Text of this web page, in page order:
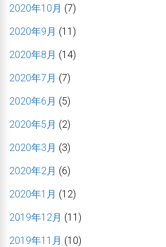
2020年10月 (7)
2020年9月 (11)
2020年8月 (14)
2020年7月 (7)
2020年6月 (5)
2020年5月 (2)
2020年3月 (3)
2020年2月 (6)
2020年1月 (12)
2019年12月 (11)
2019年11月 (10)